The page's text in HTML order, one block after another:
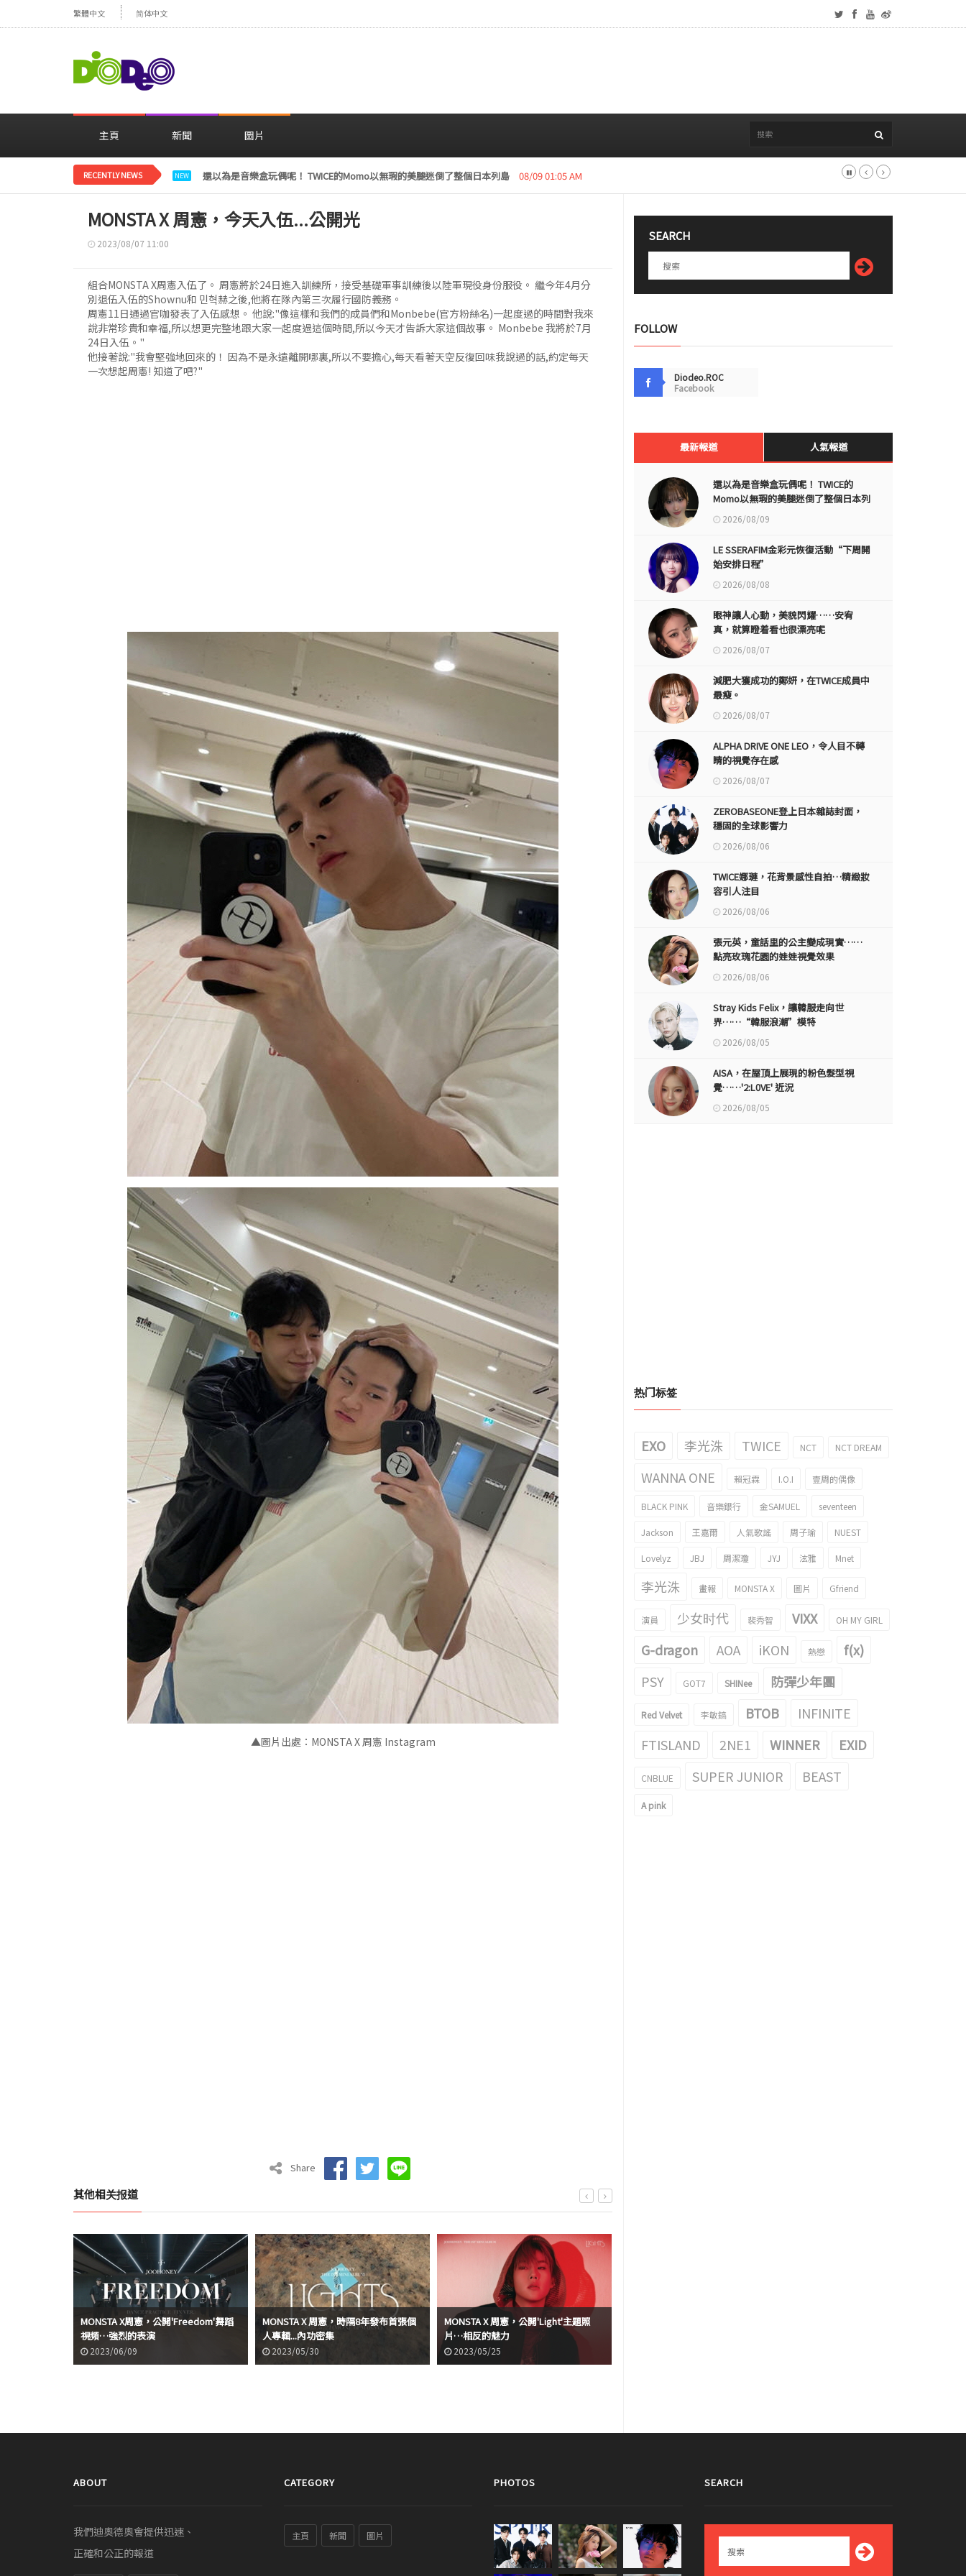
繁體中文 简体中文
主頁 新聞 圖片
RECENTLY NEWS NEW LE SSERAFIM金彩元恢復活動“下周開始安排日程” 08/08 01:05 AM
MONSTA X 周憲，今天入伍...公開光
2023/08/07 11:00
組合MONSTA X周憲入伍了。 周憲將於24日進入訓練所，接受基礎軍事訓練後以陸軍現役身份服役。 繼今年4月分
別退伍入伍的Shownu和 민혁赫之後,他將在隊內第三次履行國防義務。
周憲11日通過官咖發表了入伍感想。 他說:"像這樣和我們的成員們和Monbebe(官方粉絲名)一起度過的時間對我來
說非常珍貴和幸福,所以想更完整地跟大家一起度過這個時間,所以今天才告訴大家這個故事。 Monbebe 我將於7月
24日入伍。"
他接著說:"我會堅強地回來的！ 因為不是永遠離開哪裏,所以不要擔心,每天看著天空反復回味我說過的話,約定每天
一次想起周憲! 知道了吧?"
▲圖片出處：MONSTA X 周憲 Instagram
Share
其他相关报道
MONSTA X周憲，公開'Freedom'舞蹈
視頻…強烈的表演
2023/06/09
MONSTA X 周憲，時隔8年發布首張個
人專輯...內功密集
2023/05/30
MONSTA X 周憲，公開'Light'主題照
片…相反的魅力
2023/05/25
SEARCH
FOLLOW
Diodeo.ROC
Facebook
最新報道 人氣報道
還以為是音樂盒玩偶呢！ TWICE的
Momo以無瑕的美腿迷倒了整個日本列
島 2026/08/09
LE SSERAFIM金彩元恢復活動“下周開
始安排日程”
2026/08/08
眼神讓人心動，美貌閃耀……安宥
真，就算瞪着看也很漂亮呢
2026/08/07
減肥大獲成功的鄭妍，在TWICE成員中
最瘦。
2026/08/07
ALPHA DRIVE ONE LEO，令人目不轉
睛的視覺存在感
2026/08/07
ZEROBASEONE登上日本雜誌封面，
穩固的全球影響力
2026/08/06
TWICE娜璉，花背景感性自拍…精緻妝
容引人注目
2026/08/06
張元英，童話里的公主變成現實……
點亮玫瑰花園的娃娃視覺效果
2026/08/06
Stray Kids Felix，讓韓服走向世
界……“韓服浪潮”模特
2026/08/05
AISA，在屋頂上展現的粉色髮型視
覺……'2:L0VE' 近況
2026/08/05
热门标签
EXO 李光洙 TWICE NCT NCT DREAM
WANNA ONE 賴冠霖 I.O.I 壹周的偶像
BLACK PINK 音樂銀行 金SAMUEL seventeen
Jackson 王嘉爾 人氣歌謠 周子瑜 NUEST
Lovelyz JBJ 周潔瓊 JYJ 泫雅 Mnet
李光洙 畫報 MONSTA X 圖片 Gfriend
演員 少女时代 裴秀智 VIXX OH MY GIRL
G-dragon AOA iKON 熱戀
f(x)
PSY
GOT7 SHINee 防彈少年團
Red Velvet 李敏鎬 BTOB
INFINITE
FTISLAND
2NE1 WINNER EXID
CNBLUE SUPER JUNIOR BEAST
A pink
ABOUT
我們迪奧德奧會提供迅速、
正確和公正的報道
CATEGORY
主頁 新聞 圖片
PHOTOS SEARCH